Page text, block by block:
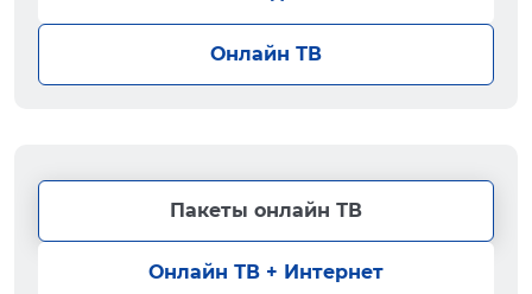
Онлайн ТВ
Пакеты онлайн ТВ
Онлайн ТВ + Интернет